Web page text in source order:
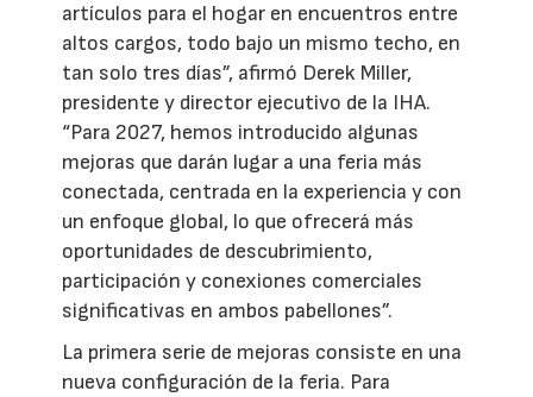
artículos para el hogar en encuentros entre
altos cargos, todo bajo un mismo techo, en
tan solo tres días”, afirmó Derek Miller,
presidente y director ejecutivo de la IHA.
“Para 2027, hemos introducido algunas
mejoras que darán lugar a una feria más
conectada, centrada en la experiencia y con
un enfoque global, lo que ofrecerá más
oportunidades de descubrimiento,
participación y conexiones comerciales
significativas en ambos pabellones”.
La primera serie de mejoras consiste en una
nueva configuración de la feria. Para